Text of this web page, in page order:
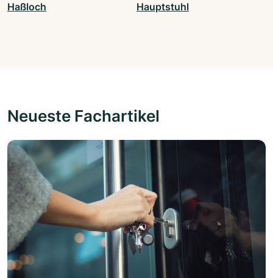
Haßloch Hauptstuhl
Neueste Fachartikel